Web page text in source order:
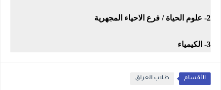
2- علوم الحياة / فرع الاحياء المجهرية
3- الكيمياء
الأقسام طلاب العراق